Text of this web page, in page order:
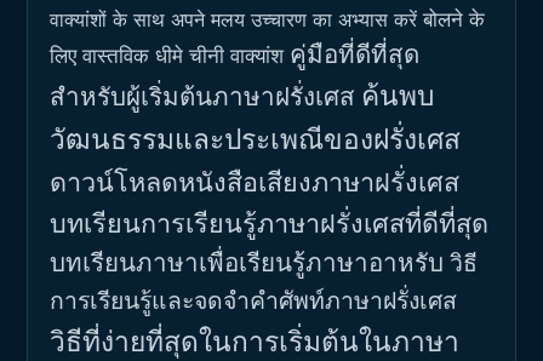
वाक्यांशों के साथ अपने मलय उच्चारण का अभ्यास करें बोलने के
लिए वास्तविक धीमे चीनी वाक्यांश คู่มือที่ดีที่สุด
สำหรับผู้เริ่มต้นภาษาฝรั่งเศส ค้นพบ
วัฒนธรรมและประเพณีของฝรั่งเศส
ดาวน์โหลดหนังสือเสียงภาษาฝรั่งเศส
บทเรียนการเรียนรู้ภาษาฝรั่งเศสที่ดีที่สุด
บทเรียนภาษาเพื่อเรียนรู้ภาษาอาหรับ วิธี
การเรียนรู้และจดจำคำศัพท์ภาษาฝรั่งเศส
วิธีที่ง่ายที่สุดในการเริ่มต้นในภาษา